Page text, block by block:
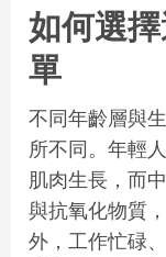
如何選
單
不同年齡層與
所不同。年輕
肌肉生長，而
與抗氧化物質
外，工作忙碌